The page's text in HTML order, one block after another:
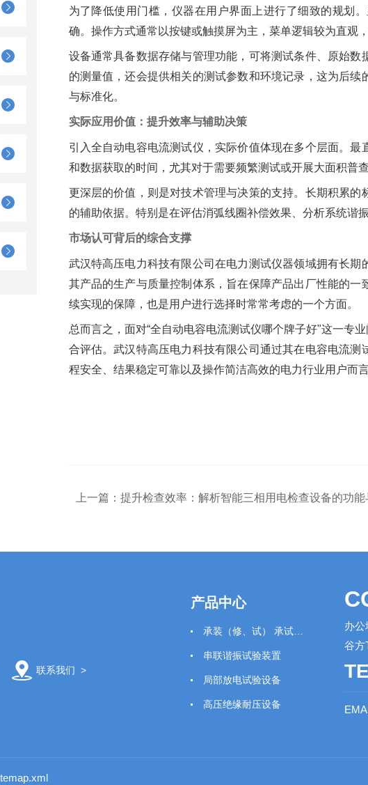
为了降低使用门槛，仪器在用户界面上进行了细致的规划
确。操作方式通常以按键或触摸屏为主，菜单逻辑较为直观
设备通常具备数据存储与管理功能，可将测试条件、原始
的测量值，还会提供相关的测试参数和环境记录，这为后
与标准化。
实际应用价值：提升效率与辅助决策
引入全自动电容电流测试仪，实际价值体现在多个层面。
和数据获取的时间，尤其对于需要频繁测试或开展大面积普
更深层的价值，则是对技术管理与决策的支持。长期积累
的辅助依据。特别是在评估消弧线圈补偿效果、分析系统谐
市场认可背后的综合支撑
武汉特高压电力科技有限公司在电力测试仪器领域拥有长期
其产品的生产与质量控制体系，旨在保障产品出厂性能的
续实现的保障，也是用户进行选择时常常考虑的一个方面。
总而言之，面对“全自动电容电流测试仪哪个牌子好"这一专
合评估。武汉特高压电力科技有限公司通过其在电容电流
程安全、结果稳定可靠以及操作简洁高效的电力行业用户而
上一篇： 提升检查效率：解析智能三相用电检查设备的功能与操
联系我们 >
产品中心
串联谐振试验装置
局部放电试验设备
高压绝缘耐压设备
办
谷方